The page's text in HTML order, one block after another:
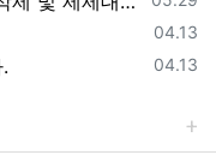
등록일
04.13
등록일
04.13